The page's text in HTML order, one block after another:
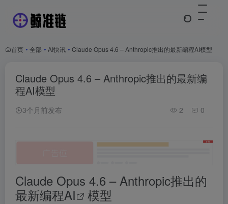
首页 • 全部 • AI快讯 • Claude Opus 4.6 – Anthropic推出的最新编程AI模型
Claude Opus 4.6 – Anthropic推出的最新编
程AI模型
3个月前发布 2 0
Claude Opus 4.6 – Anthropic推出的
最新编程AI 模型